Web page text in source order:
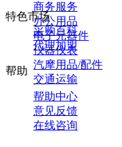
商务服务
办公用品
电子元器件
仪器仪表
汽摩用品/配件
交通运输
特色市场
采购百科
代理加盟
帮助
帮助中心
意见反馈
在线咨询